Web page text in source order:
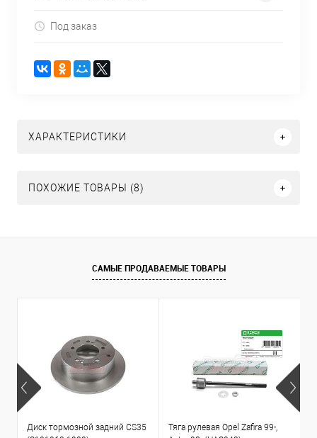
Под заказ
ХАРАКТЕРИСТИКИ
ПОХОЖИЕ ТОВАРЫ (8)
САМЫЕ ПРОДАВАЕМЫЕ ТОВАРЫ
Диск тормозной задний CS35
Тяга рулевая Opel Zafira 99-,